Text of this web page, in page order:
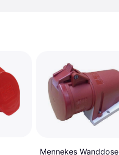
Mennekes Wanddose